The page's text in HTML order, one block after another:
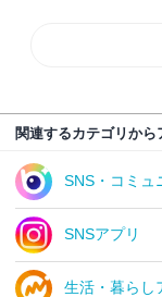
関連するカテゴリから
SNS・コミュ
SNSアプリ
生活・暮らし